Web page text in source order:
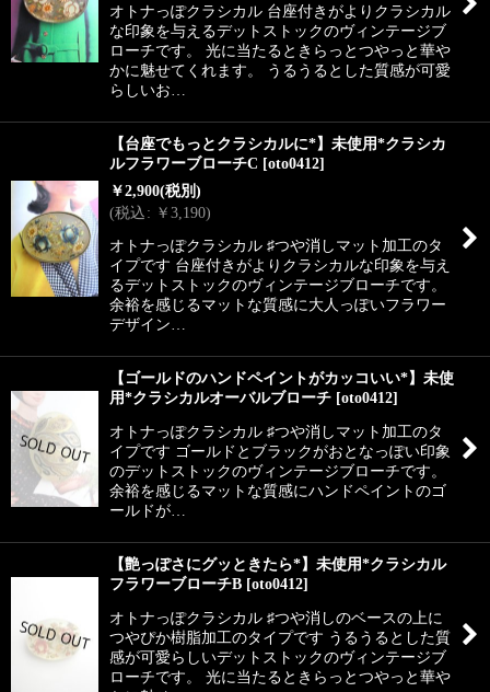
オトナっぽクラシカル 台座付きがよりクラシカル
な印象を与えるデットストックのヴィンテージブ
ローチです。 光に当たるときらっとつやっと華や
かに魅せてくれます。 うるうるとした質感が可愛
らしいお…
【台座でもっとクラシカルに*】未使用*クラシカ
ルフラワーブローチC [oto0412]
￥2,900(税別)
(税込: ￥3,190)
オトナっぽクラシカル ♯つや消しマット加工のタ
イプです 台座付きがよりクラシカルな印象を与え
るデットストックのヴィンテージブローチです。
余裕を感じるマットな質感に大人っぽいフラワー
デザイン…
【ゴールドのハンドペイントがカッコいい*】未使
用*クラシカルオーバルブローチ [oto0412]
オトナっぽクラシカル ♯つや消しマット加工のタ
イプです ゴールドとブラックがおとなっぽい印象
のデットストックのヴィンテージブローチです。
余裕を感じるマットな質感にハンドペイントのゴ
ールドが…
【艶っぽさにグッときたら*】未使用*クラシカル
フラワーブローチB [oto0412]
オトナっぽクラシカル ♯つや消しのベースの上に
つやぴか樹脂加工のタイプです うるうるとした質
感が可愛らしいデットストックのヴィンテージブ
ローチです。 光に当たるときらっとつやっと華や